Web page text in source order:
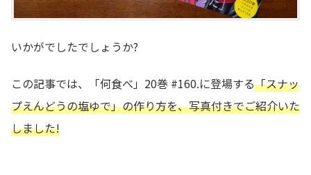
いかがでしたでしょうか?
この記事では、「何食べ」20巻 #160.に登場する「スナッ
プえんどうの塩ゆで」の作り方を、写真付きでご紹介いた
しました!